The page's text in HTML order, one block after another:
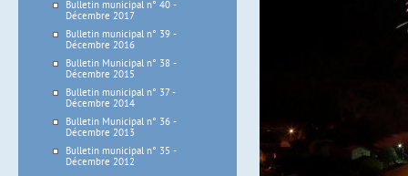
Bulletin municipal n° 40 -
Décembre 2017
Bulletin municipal n° 39 -
Décembre 2016
Bulletin Municipal n° 38 -
Décembre 2015
Bulletin municipal n° 37 -
Décembre 2014
Bulletin Municipal n° 36 -
Décembre 2013
Bulletin municipal n° 35 -
Décembre 2012